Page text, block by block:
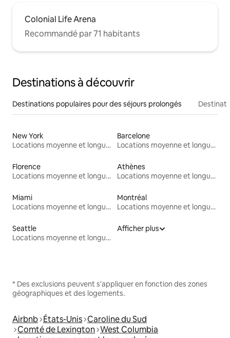
Colonial Life Arena
Recommandé par 71 habitants
Destinations à découvrir
Destinations populaires pour des séjours prolongés
New York
Locations moyenne et longue durée
Barcelone
Locations moyenne et longue durée
Florence
Locations moyenne et longue durée
Athènes
Locations moyenne et longue durée
Miami
Locations moyenne et longue durée
Montréal
Locations moyenne et longue durée
Seattle
Locations moyenne et longue durée
Afficher plus
* Des exclusions peuvent s'appliquer en fonction des zones
géographiques et des logements.
Airbnb États-Unis Caroline du Sud
Comté de Lexington West Columbia